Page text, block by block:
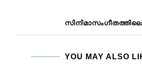
YOU MAY ALSO